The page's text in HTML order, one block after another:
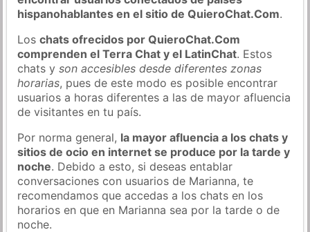
hispanohablantes en el sitio de QuieroChat.Com.
Loschats ofrecidos por QuieroChat.Com
comprenden el Terra Chat y el LatinChat. Estos
chats yson accesibles desde diferentes zonas
horarias, pues de este modo es posible encontrar
usuarios a horas diferentes a las de mayor afluencia
de visitantes en tu país.
Por norma general, la mayor afluencia a los chats y
sitios de ocio en internet se produce por la tarde y
noche. Debido a esto, si deseas entablar
conversaciones con usuarios de Marianna, te
recomendamos que accedas a los chats en los
horarios en que en Marianna sea por la tarde o de
noche.